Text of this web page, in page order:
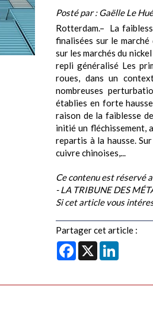
Posté par :Gaëlle Le
Rotterdam.– La
finalisées sur le marché
sur les marchés du
repli généralisé Les
roues, dans un
nombreuses
établies en forte
raison de la faiblesse
initié un fléchissement,
repartis à la hausse.
cuivre chinoises,...
Ce contenu est réservé
- LA TRIBUNE DES
Si cet article vous
Partager cet article :
Facebook
X